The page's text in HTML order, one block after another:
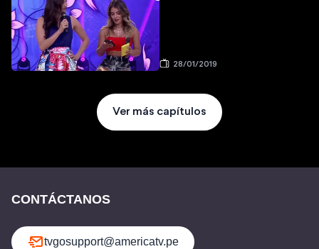
28/01/2019
Ver más capítulos
CONTÁCTANOS
tvgosupport@americatv.pe